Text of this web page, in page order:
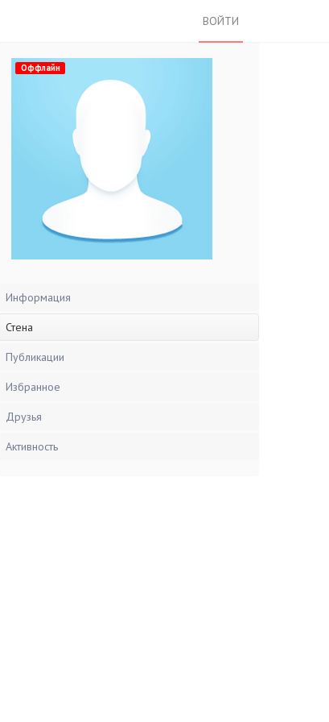
ВОЙТИ
Оффлайн
Информация
Стена
Публикации
Избранное
Друзья
Активность